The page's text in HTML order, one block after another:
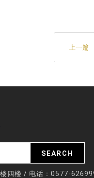
上一篇
四楼 / 电话：0577-